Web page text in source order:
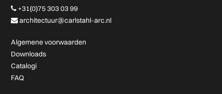
+31(0)75 303 03 99
architectuur@carlstahl-arc.nl
Algemene voorwaarden
Downloads
Catalogi
FAQ